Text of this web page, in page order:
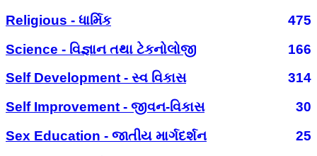
Religious - ધાર્મિક
475
Science - વિજ્ઞાન તથા ટેકનોલોજી
166
Self Development - સ્વ વિકાસ
314
Self Improvement - જીવન-વિકાસ
30
Sex Education - જાતીય માર્ગદર્શન
25